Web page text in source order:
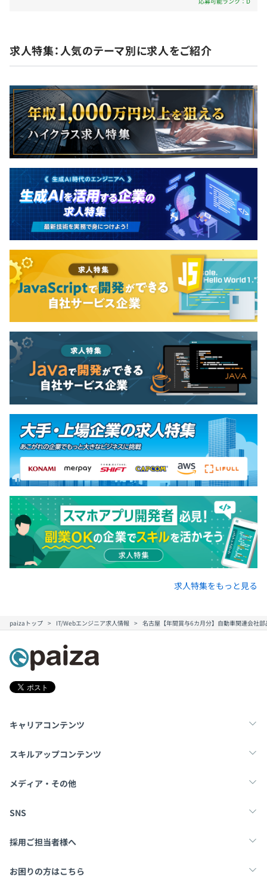
昇格試験を年1回実施。合格者は等級があがります。
全社：23名
【マネージャー】50歳
・穏やかな性格でメンバーをまとめプロジェクトを推進
中。実績が認められ、顧客から高い信頼を得ています。
・テクニカルスキル：Linux関連／C／shell／Javascript
・問題解決スキルが高い。
・自動車業界に精通した知見あり。
◆社員：3名＋協力会社社員：5名のチームです。
◆年齢は20代～50代と幅広い年代が活躍しています。
社会保険完備（健康保険・厚生年金保険、雇用保険・労災
保険）
無期雇用
６カ月（期間中の条件は、本採用時と変わりません）
求人特集：人気のテーマ別に求人をご紹介
求人特集をもっと見る
paizaトップ IT/Webエンジニア求人情報 名古屋【年間賞与6カ月分】自動車関連会社
キャリアコンテンツ
転職・キャリア
スキルアップコンテンツ
学習
メディア・その他
Tech Team Journal
SNS
X
採用ご担当者様へ
採用・教育をお考えの企業様へ
お困りの方はこちら